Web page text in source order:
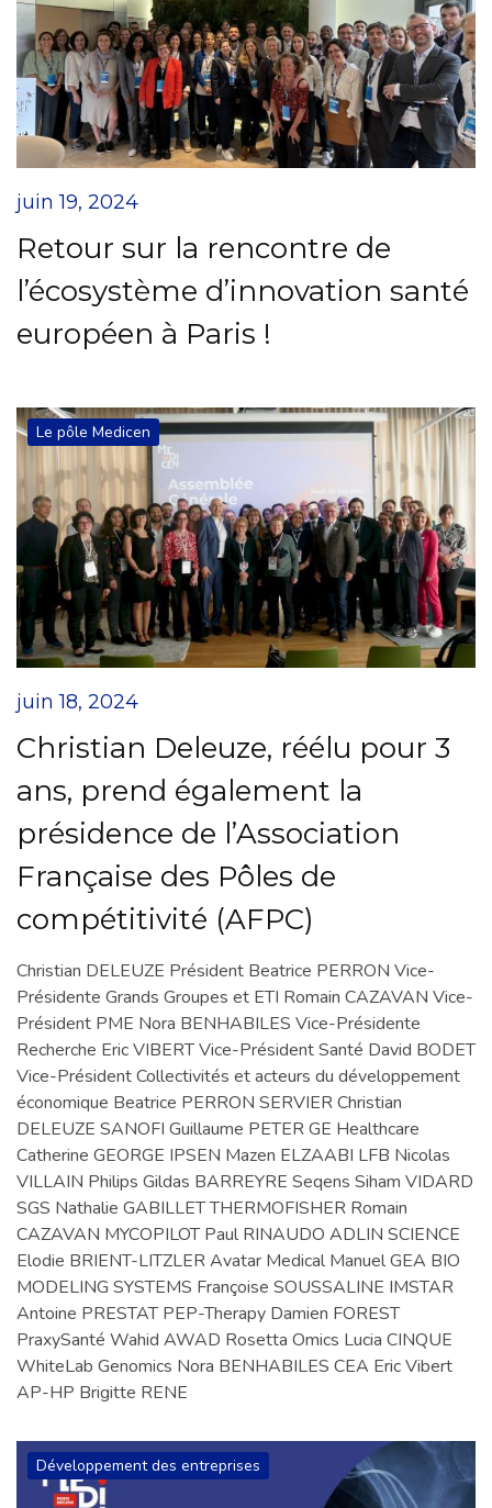
juin 19, 2024
Retour sur la rencontre de
l’écosystème d’innovation santé
européen à Paris !
Le pôle Medicen
juin 18, 2024
Christian Deleuze, réélu pour 3
ans, prend également la
présidence de l’Association
Française des Pôles de
compétitivité (AFPC)
Christian DELEUZE Président Beatrice PERRON Vice-
Présidente Grands Groupes et ETI Romain CAZAVAN Vice-
Président PME Nora BENHABILES Vice-Présidente
Recherche Eric VIBERT Vice-Président Santé David BODET
Vice-Président Collectivités et acteurs du développement
économique Beatrice PERRON SERVIER Christian
DELEUZE SANOFI Guillaume PETER GE Healthcare
Catherine GEORGE IPSEN Mazen ELZAABI LFB Nicolas
VILLAIN Philips Gildas BARREYRE Seqens Siham VIDARD
SGS Nathalie GABILLET THERMOFISHER Romain
CAZAVAN MYCOPILOT Paul RINAUDO ADLIN SCIENCE
Elodie BRIENT-LITZLER Avatar Medical Manuel GEA BIO
MODELING SYSTEMS Françoise SOUSSALINE IMSTAR
Antoine PRESTAT PEP-Therapy Damien FOREST
PraxySanté Wahid AWAD Rosetta Omics Lucia CINQUE
WhiteLab Genomics Nora BENHABILES CEA Eric Vibert
AP-HP Brigitte RENE
Développement des entreprises